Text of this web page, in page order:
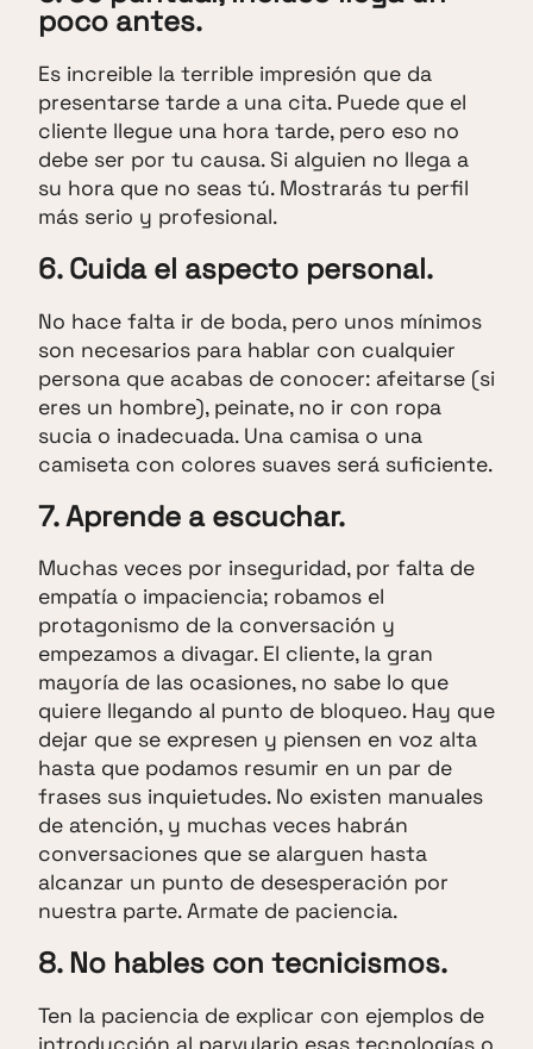
poco antes.
Es increible la terrible impresión que da
presentarse tarde a una cita. Puede que el
cliente llegue una hora tarde, pero eso no
debe ser por tu causa. Si alguien no llega a
su hora que no seas tú. Mostrarás tu perfil
más serio y profesional.
6. Cuida el aspecto personal.
No hace falta ir de boda, pero unos mínimos
son necesarios para hablar con cualquier
persona que acabas de conocer: afeitarse (si
eres un hombre), peinate, no ir con ropa
sucia o inadecuada. Una camisa o una
camiseta con colores suaves será suficiente.
7. Aprende a escuchar.
Muchas veces por inseguridad, por falta de
empatía o impaciencia; robamos el
protagonismo de la conversación y
empezamos a divagar. El cliente, la gran
mayoría de las ocasiones, no sabe lo que
quiere llegando al punto de bloqueo. Hay que
dejar que se expresen y piensen en voz alta
hasta que podamos resumir en un par de
frases sus inquietudes. No existen manuales
de atención, y muchas veces habrán
conversaciones que se alarguen hasta
alcanzar un punto de desesperación por
nuestra parte. Armate de paciencia.
8. No hables con tecnicismos.
Ten la paciencia de explicar con ejemplos de